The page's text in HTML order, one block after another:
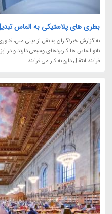
بطری های پلاستیکی به الماس
به گزارش خبرنگاران به نقل از دیلی میل،
نانو الماس ها کاربردهای وسیعی دارند و
فرایند انتقال دارو به کار می فرایند.